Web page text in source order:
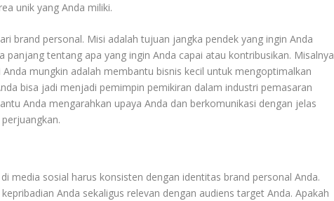
unik yang Anda miliki.
brand personal. Misi adalah tujuan jangka pendek yang ingin Anda
panjang tentang apa yang ingin Anda capai atau kontribusikan.
mungkin adalah membantu bisnis kecil untuk mengoptimalkan
bisa jadi menjadi pemimpin pemikiran dalam industri pemasaran
Anda mengarahkan upaya Anda dan berkomunikasi dengan jelas
media sosial harus konsisten dengan identitas brand personal Anda.
Anda sekaligus relevan dengan audiens target Anda. Apakah